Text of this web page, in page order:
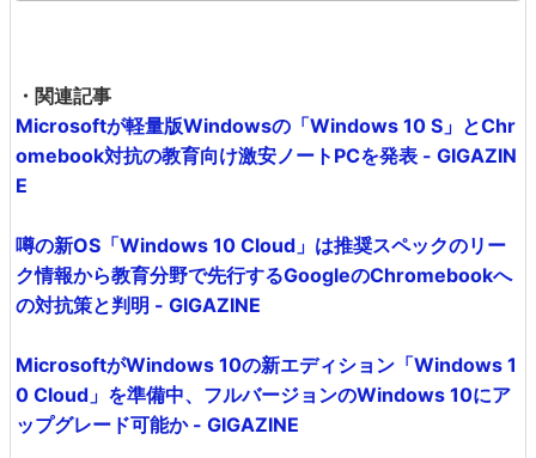
・関連記事
Microsoftが軽量版Windowsの「Windows 10 S」とChr
omebook対抗の教育向け激安ノートPCを発表 - GIGAZIN
E
噂の新OS「Windows 10 Cloud」は推奨スペックのリー
ク情報から教育分野で先行するGoogleのChromebookへ
の対抗策と判明 - GIGAZINE
MicrosoftがWindows 10の新エディション「Windows 1
0 Cloud」を準備中、フルバージョンのWindows 10にア
ップグレード可能か - GIGAZINE